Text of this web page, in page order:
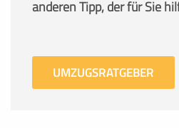
anderen Tipp, der für Sie
UMZUGSRATGEBER